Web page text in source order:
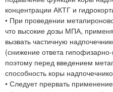
концентрации АКТГ и
• При проведении
что высокие дозы МПА,
вызвать частичную
(снижение ответа
поэтому перед введением
способность коры
• Следует прервать